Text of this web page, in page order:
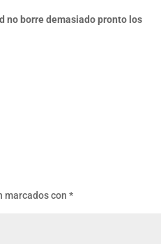
no borre demasiado pronto los
marcados con*